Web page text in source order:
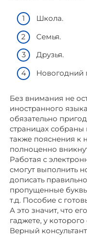
Школа.
Семья.
Друзья.
Новогодний
Без внимания не
иностранного
обязательно
страницах собраны
также пояснения к
полноценно
Работая с
смогут выполнить
дописать
пропущенные
т.д. Пособие с
А это значит, что
гаджете, у
Верный